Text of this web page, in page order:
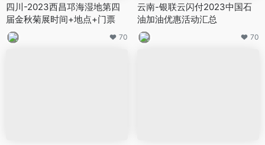
四川-2023西昌邛海湿地第四
届金秋菊展时间+地点+门票
70
云南-银联云闪付2023中国石
油加油优惠活动汇总
70